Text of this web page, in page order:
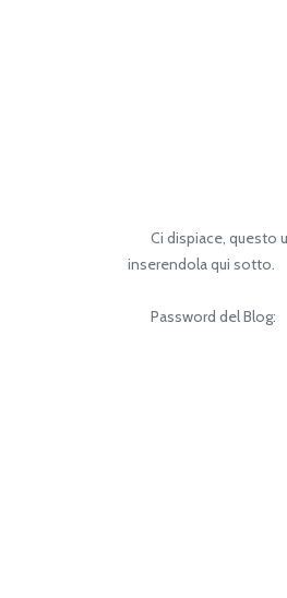
Ci dispiace, questo
inserendola qui sotto.
Password del Blog: